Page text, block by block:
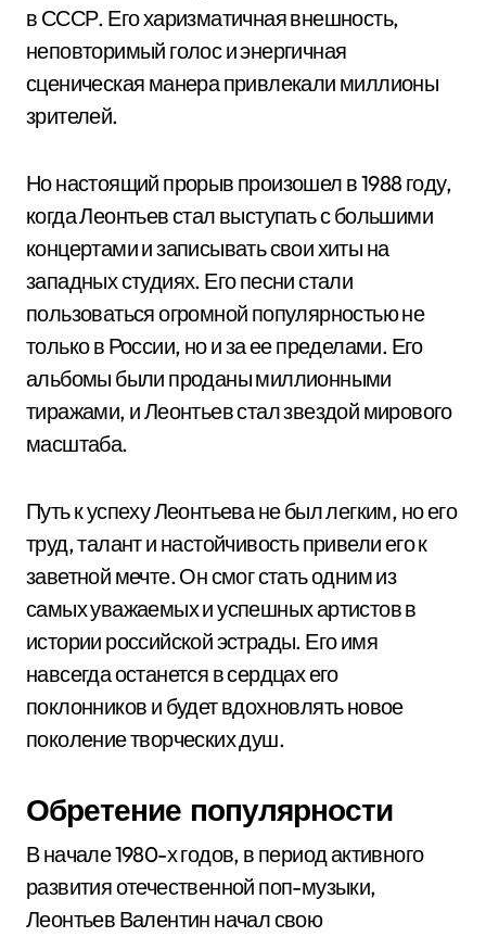
в СССР. Его харизматичная внешность,
неповторимый голос и энергичная
сценическая манера привлекали миллионы
зрителей.
Но настоящий прорыв произошел в 1988 году,
когда Леонтьев стал выступать с большими
концертами и записывать свои хиты на
западных студиях. Его песни стали
пользоваться огромной популярностью не
только в России, но и за ее пределами. Его
альбомы были проданы миллионными
тиражами, и Леонтьев стал звездой мирового
масштаба.
Путь к успеху Леонтьева не был легким, но его
труд, талант и настойчивость привели его к
заветной мечте. Он смог стать одним из
самых уважаемых и успешных артистов в
истории российской эстрады. Его имя
навсегда останется в сердцах его
поклонников и будет вдохновлять новое
поколение творческих душ.
Обретение популярности
В начале 1980-х годов, в период активного
развития отечественной поп-музыки,
Леонтьев Валентин начал свою